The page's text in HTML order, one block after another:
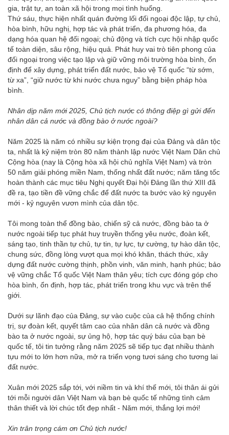
gia, trật tự, an toàn xã hội trong mọi tình huống.
Thứ sáu, thực hiện nhất quán đường lối đối ngoại độc lập, tự chủ,
hòa bình, hữu nghị, hợp tác và phát triển, đa phương hóa, đa
dạng hóa quan hệ đối ngoại; chủ động và tích cực hội nhập quốc
tế toàn diện, sâu rộng, hiệu quả. Phát huy vai trò tiên phong của
đối ngoại trong việc tạo lập và giữ vững môi trường hòa bình, ổn
định để xây dựng, phát triển đất nước, bảo vệ Tổ quốc “từ sớm,
từ xa”, “giữ nước từ khi nước chưa nguy” bằng biện pháp hòa
bình.
Nhân dịp năm mới 2025, Chủ tịch nước có thông điệp gì gửi đến
nhân dân cả nước và đồng bào ở nước ngoài?
Năm 2025 là năm có nhiều sự kiện trọng đại của Đảng và dân tộc
ta, nhất là kỷ niệm tròn 80 năm thành lập nước Việt Nam Dân chủ
Cộng hòa (nay là Cộng hòa xã hội chủ nghĩa Việt Nam) và tròn
50 năm giải phóng miền Nam, thống nhất đất nước; năm tăng tốc
hoàn thành các mục tiêu Nghị quyết Đại hội Đảng lần thứ XIII đã
đề ra, tạo tiền đề vững chắc để đất nước ta bước vào kỷ nguyên
mới - kỷ nguyên vươn mình của dân tộc.
Tôi mong toàn thể đồng bào, chiến sỹ cả nước, đồng bào ta ở
nước ngoài tiếp tục phát huy truyền thống yêu nước, đoàn kết,
sáng tạo, tinh thần tự chủ, tự tin, tự lực, tự cường, tự hào dân tộc,
chung sức, đồng lòng vượt qua mọi khó khăn, thách thức, xây
dựng đất nước cường thịnh, phồn vinh, văn minh, hạnh phúc; bảo
vệ vững chắc Tổ quốc Việt Nam thân yêu; tích cực đóng góp cho
hòa bình, ổn định, hợp tác, phát triển trong khu vực và trên thế
giới.
Dưới sự lãnh đạo của Đảng, sự vào cuộc của cả hệ thống chính
trị, sự đoàn kết, quyết tâm cao của nhân dân cả nước và đồng
bào ta ở nước ngoài, sự ủng hộ, hợp tác quý báu của bạn bè
quốc tế, tôi tin tưởng rằng năm 2025 sẽ tiếp tục đạt nhiều thành
tựu mới to lớn hơn nữa, mở ra triển vọng tươi sáng cho tương lai
đất nước.
Xuân mới 2025 sắp tới, với niềm tin và khí thế mới, tôi thân ái gửi
tới mỗi người dân Việt Nam và bạn bè quốc tế những tình cảm
thân thiết và lời chúc tốt đẹp nhất - Năm mới, thắng lợi mới!
Xin trân trọng cám ơn Chủ tịch nước!